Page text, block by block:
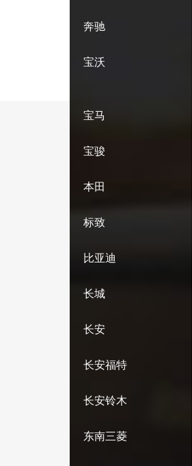
奔驰
宝沃
宝马
宝骏
本田
标致
比亚迪
长城
长安
长安福特
长安铃木
东南三菱